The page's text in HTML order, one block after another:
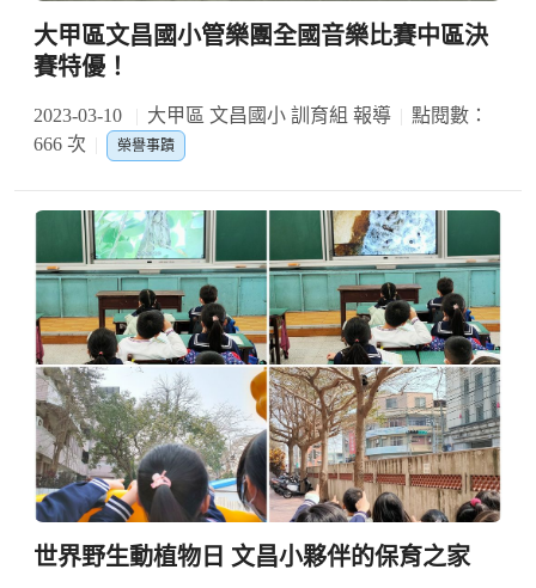
大甲區文昌國小管樂團全國音樂比賽中區決
賽特優！
2023-03-10 大甲區 文昌國小 訓育組 報導
點閱數：
666 次
榮譽事蹟
世界野生動植物日 文昌小夥伴的保育之家